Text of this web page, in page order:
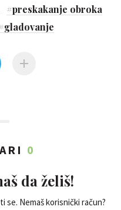
#preskakanje obroka
gladovanje
0
da želiš!
Nemaš korisnički račun?